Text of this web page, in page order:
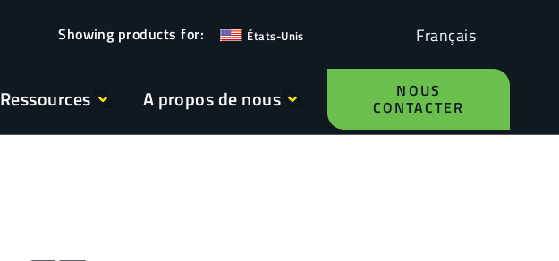
États-Unis Français
Ressources A propos de nous NOUS
CONTACTER